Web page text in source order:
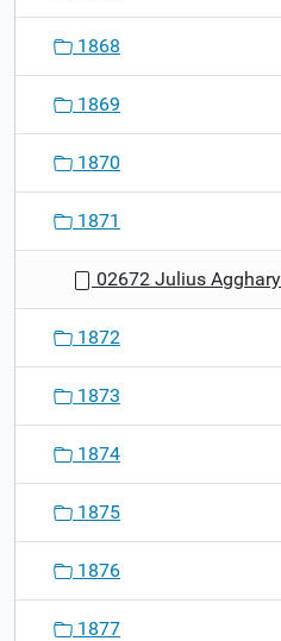
1868
1869
1870
1871
02672 Julius Agghary
1872
1873
1874
1875
1876
1877